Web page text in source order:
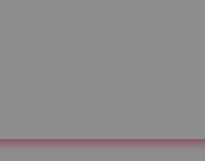
добавить
в сое, облегчает
орехи тоже повышают